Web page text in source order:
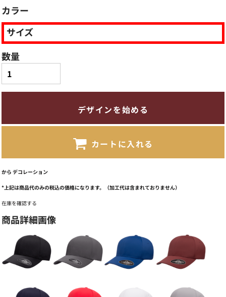
カラー
サイズ
数量
デザインを始める
カートに入れる
から デコレーション
*上記は商品代のみの税込の価格になります。（加工代は含まれておりません）
在庫を確認する
商品詳細画像